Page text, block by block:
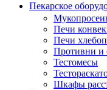
Пекарское
Печи
Печи
Противни и
Тестомесы
Шкафы